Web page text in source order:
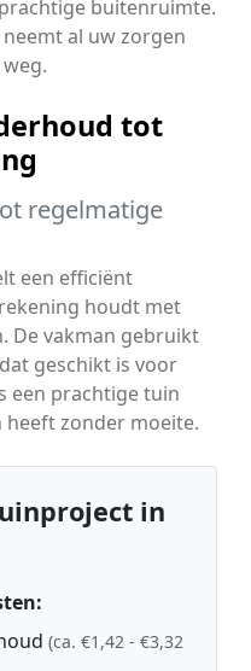
buitenruimte.
al uw zorgen
tot
regelmatige
een efficiënt
houdt met
De vakman gebruikt
geschikt is voor
een prachtige tuin
heeft zonder moeite.
in
(ca. €1,42 - €3,32